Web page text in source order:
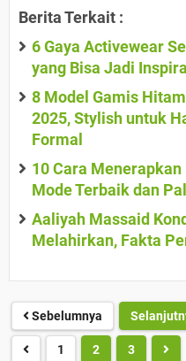
Berita Terkait :
6 Gaya Activewear
yang Bisa Jadi
8 Model Gamis
2025, Stylish untuk
Formal
10 Cara Menerapkan
Mode Terbaik dan
Aaliyah Massaid
Melahirkan, Fakta
Sebelumnya
1 2 3